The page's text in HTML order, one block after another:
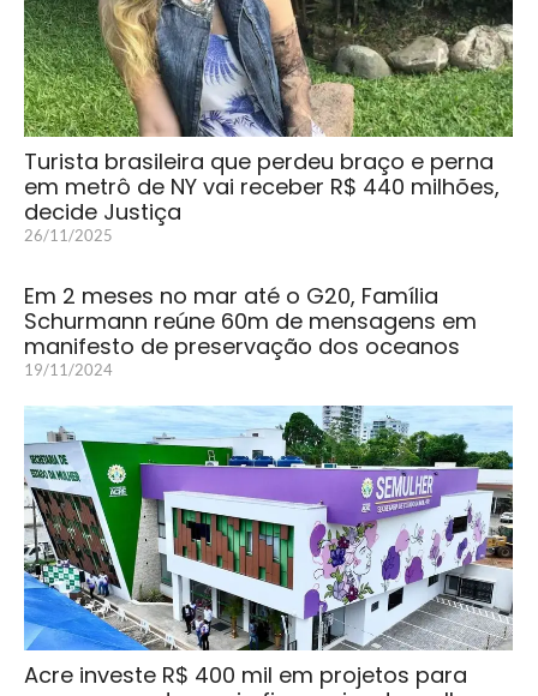
Turista brasileira que perdeu braço e perna
em metrô de NY vai receber R$ 440 milhões,
decide Justiça
26/11/2025
Em 2 meses no mar até o G20, Família
Schurmann reúne 60m de mensagens em
manifesto de preservação dos oceanos
19/11/2024
Acre investe R$ 400 mil em projetos para